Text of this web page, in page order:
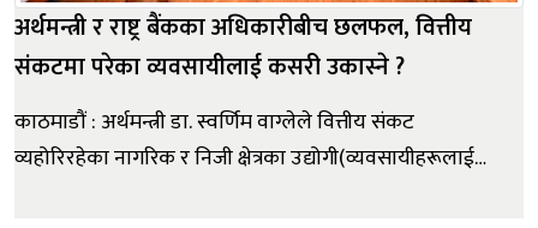
अर्थमन्त्री र राष्ट्र बैंकका अधिकारीबीच छलफल, वित्तीय
संकटमा परेका व्यवसायीलाई कसरी उकास्ने ?
काठमाडौं : अर्थमन्त्री डा. स्वर्णिम वाग्लेले वित्तीय संकट
व्यहोरिरहेका नागरिक र निजी क्षेत्रका उद्योगी(व्यवसायीहरूलाई